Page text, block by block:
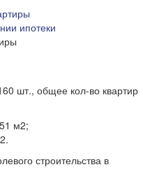
ипотеки
шт., общее кол-во квартир
м2;
строительства в